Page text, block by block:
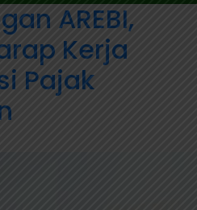
AREBI,
Kerja
Pajak